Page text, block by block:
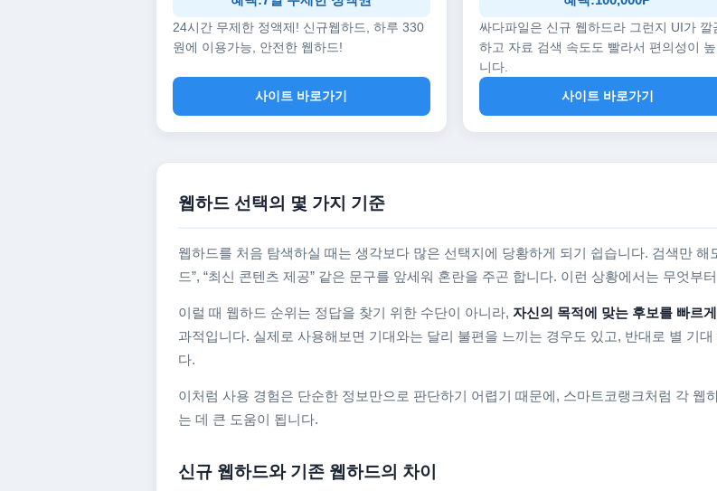
24시간 무제한 정액제! 신규웹하드, 하루 330
원에 이용가능, 안전한 웹하드!
사이트 바로가기
싸다파일은 신규 웹하드라 그런지 UI가 깔
하고 자료 검색 속도도 빨라서 편의성이
니다.
사이트 바로가기
웹하드 선택의 몇 가지 기준
웹하드를 처음 탐색하실 때는 생각보다 많은 선택지에 당황하게 되기 쉽습니다. 검색만
드”, “최신 콘텐츠 제공” 같은 문구를 앞세워 혼란을 주곤 합니다. 이런 상황에서는 무엇부
이럴 때 웹하드 순위는 정답을 찾기 위한 수단이 아니라, 자신의 목적에 맞는 후보를 빠르
과적입니다. 실제로 사용해보면 기대와는 달리 불편을 느끼는 경우도 있고, 반대로 별 기
다.
이처럼 사용 경험은 단순한 정보만으로 판단하기 어렵기 때문에, 스마트코랭크처럼 각 웹
는 데 큰 도움이 됩니다.
신규 웹하드와 기존 웹하드의 차이